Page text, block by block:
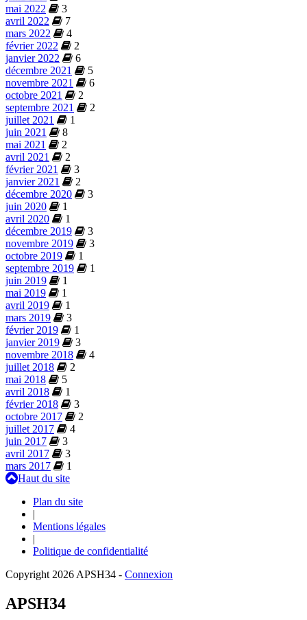
mai 2022
3
avril 2022
7
mars 2022
4
février 2022
2
janvier 2022
6
décembre 2021
5
novembre 2021
6
octobre 2021
2
septembre 2021
2
juillet 2021
1
juin 2021
8
mai 2021
2
avril 2021
2
février 2021
3
janvier 2021
2
décembre 2020
3
juin 2020
1
avril 2020
1
décembre 2019
3
novembre 2019
3
octobre 2019
1
septembre 2019
1
juin 2019
1
mai 2019
1
avril 2019
1
mars 2019
3
février 2019
1
janvier 2019
3
novembre 2018
4
juillet 2018
2
mai 2018
5
avril 2018
1
février 2018
3
octobre 2017
2
juillet 2017
4
juin 2017
3
avril 2017
3
mars 2017
1
Haut du site
Plan du site
|
Mentions légales
|
Politique de confidentialité
Copyright 2026 APSH34 - Connexion
APSH34